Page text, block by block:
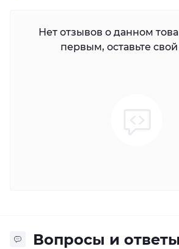
Нет отзывов о данном
первым, оставьте
Вопросы и ответы